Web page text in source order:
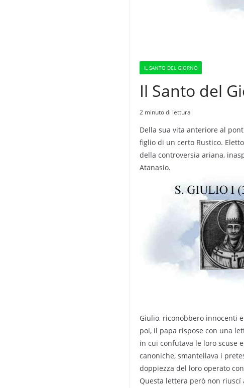
IL SANTO DEL GIORNO
Il Santo del
2 minuto di lettura
Della sua vita anteriore al
figlio di un certo Rustico.
della controversia ariana,
Atanasio.
Giulio, riconobbero innocenti
poi, il papa rispose con una
in cui confutava le loro scuse
canoniche, smantellava i
doppiezza del loro operato
Questa lettera però non